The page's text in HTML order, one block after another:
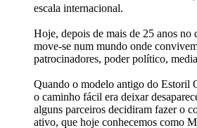
escala internacional.
Hoje, depois de mais de 25 anos no
move-se num mundo onde
patrocinadores, poder político,
Quando o modelo antigo do Estoril
o caminho fácil era deixar
alguns parceiros decidiram fazer o
ativo, que hoje conhecemos como